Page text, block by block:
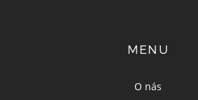
MENU
O nás